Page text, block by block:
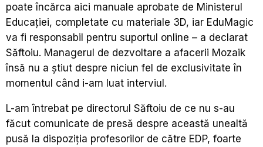
poate încărca aici manuale aprobate de Ministerul
Educației, completate cu materiale 3D, iar EduMagic
va fi responsabil pentru suportul online – a declarat
Săftoiu. Managerul de dezvoltare a afacerii Mozaik
însă nu a știut despre niciun fel de exclusivitate în
momentul când i-am luat interviul.
L-am întrebat pe directorul Săftoiu de ce nu s-au
făcut comunicate de presă despre această unealtă
pusă la dispoziția profesorilor de către EDP, foarte